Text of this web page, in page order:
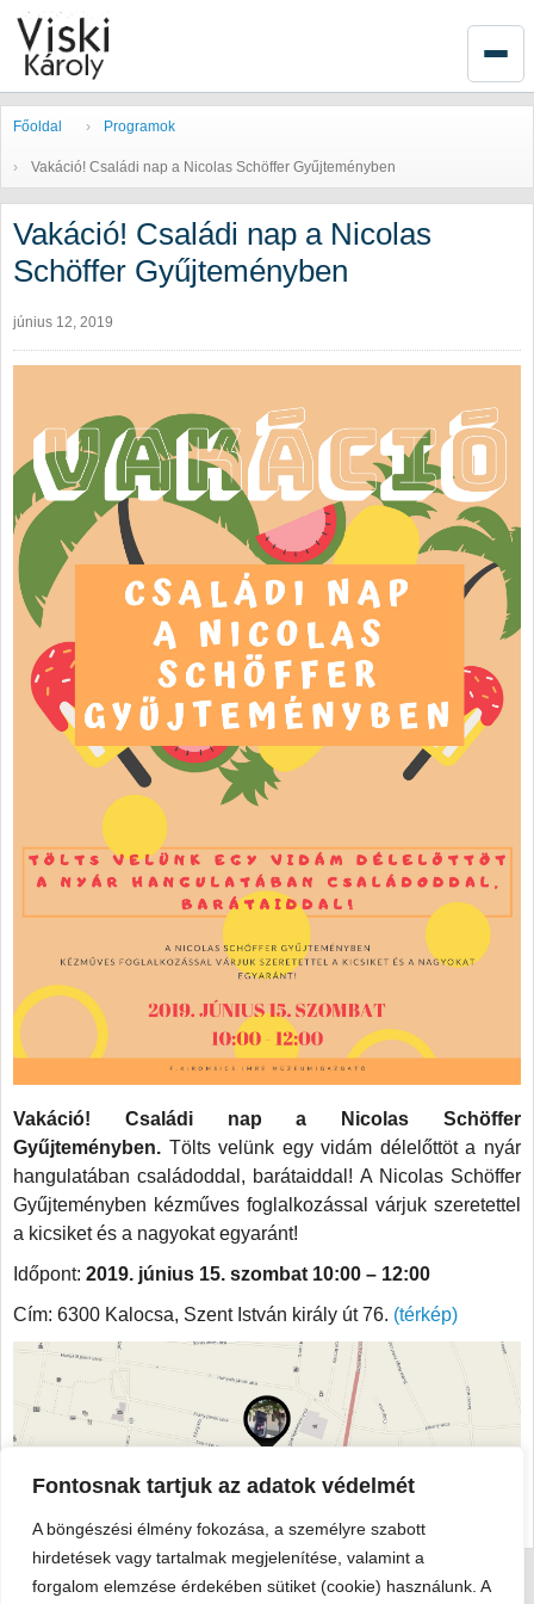
Fontosnak tartjuk az adatok védelmét
A böngészési élmény fokozása, a személyre szabott
hirdetések vagy tartalmak megjelenítése, valamint a
forgalom elemzése érdekében sütiket (cookie) használunk. A
Főoldal Programok
Vakáció! Családi nap a Nicolas Schöffer Gyűjteményben
Vakáció! Családi nap a Nicolas
Schöffer Gyűjteményben
június 12, 2019
Vakáció! Családi nap a Nicolas Schöffer
Gyűjteményben. Tölts velünk egy vidám délelőttöt a nyár
hangulatában családoddal, barátaiddal! A Nicolas Schöffer
Gyűjteményben kézműves foglalkozással várjuk szeretettel
a kicsiket és a nagyokat egyaránt!
Időpont: 2019. június 15. szombat 10:00 – 12:00
Cím: 6300 Kalocsa, Szent István király út 76. (térkép)